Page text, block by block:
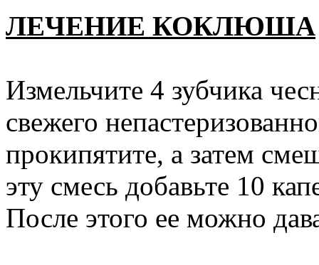
ЛЕЧЕНИЕ КОКЛЮША
Измельчите 4 зубчика
свежего
прокипятите, а затем
эту смесь добавьте 10
После этого ее можно